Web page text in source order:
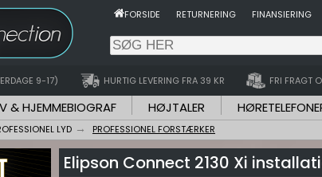
FORSIDE RETURNERING FINANSIERING
9-17) HURTIG LEVERING FRA 39 KR FRI FRAGT
& HJEMMEBIOGRAF HØJTALER
LYD PROFESSIONEL FORSTÆRKER
Elipson Connect 2130 Xi